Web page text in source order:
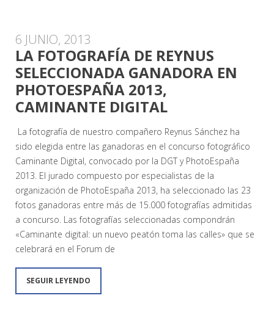
6 JUNIO, 2013
LA FOTOGRAFÍA DE REYNUS
SELECCIONADA GANADORA EN
PHOTOESPAÑA 2013,
CAMINANTE DIGITAL
La fotografía de nuestro compañero Reynus Sánchez ha
sido elegida entre las ganadoras en el concurso fotográfico
Caminante Digital, convocado por la DGT y PhotoEspaña
2013. El jurado compuesto por especialistas de la
organización de PhotoEspaña 2013, ha seleccionado las 23
fotos ganadoras entre más de 15.000 fotografías admitidas
a concurso. Las fotografías seleccionadas compondrán
«Caminante digital: un nuevo peatón toma las calles» que se
celebrará en el Forum de
SEGUIR LEYENDO